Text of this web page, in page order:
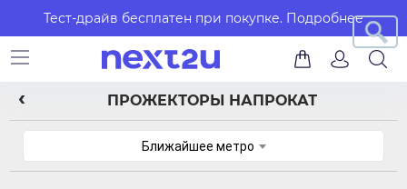
Тест-драйв бесплатен при покупке. Подробнее
ПРОЖЕКТОРЫ НАПРОКАТ
Ближайшее метро